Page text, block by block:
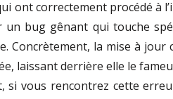
ont correctement procédé à
un bug gênant qui touche
Concrètement, la mise à
laissant derrière elle le
si vous rencontrez cette